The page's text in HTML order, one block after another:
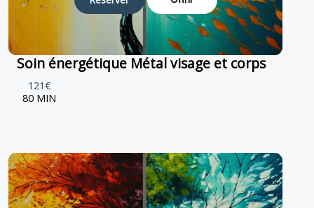
Soin énergétique Métal visage et corps
121€
80 MIN